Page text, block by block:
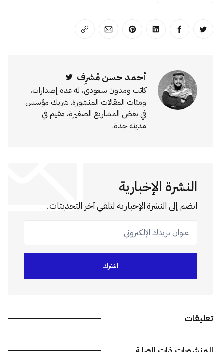
انشر على تويترانشر على الفيسبوك
انشر على لينكد إن
انشر على بينترست
انشر على الإيميل
انسخ الرابط
أحمد حسن مُشرِف
كاتب ومدون سعودي، له عدة إصدارات،
ومئات المقالات المنشورة. شريك مؤسس
في بعض المشاريع الصغيرة، مقيم في
مدينة جدة.
النشرة الإخبارية
انضم إلى النشرة الإخبارية لتلقي آخر التحديثات.
عنوان بريدك الإلكتروني
اشترك
تعليقات